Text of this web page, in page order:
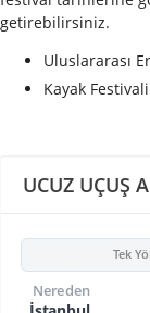
UCUZ UÇUŞ
Tek
Nereden
getirebilirsiniz.
Uluslararası
Kayak